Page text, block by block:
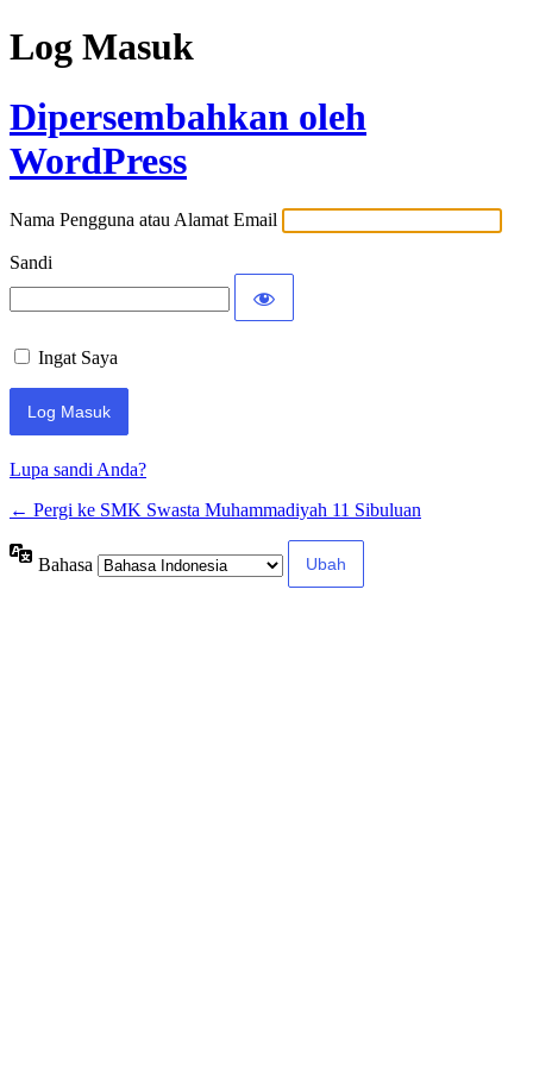
Log Masuk
Dipersembahkan oleh
WordPress
Nama Pengguna atau Alamat Email
Sandi
Ingat Saya
Lupa sandi Anda?
← Pergi ke SMK Swasta Muhammadiyah 11 Sibuluan
Bahasa